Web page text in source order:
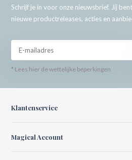
Schrijf je in voor onze nieuwsbrief. Jij
nieuwe productreleases, acties en
* Lees hier de wettelijke beperkingen
Klantenservice
Magical Account